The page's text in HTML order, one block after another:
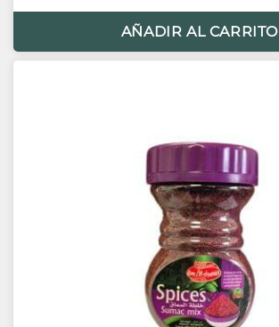
AÑADIR AL CARRITO